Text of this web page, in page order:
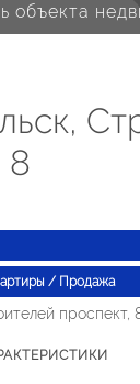
объекта
8
/ Продажа
проспект,